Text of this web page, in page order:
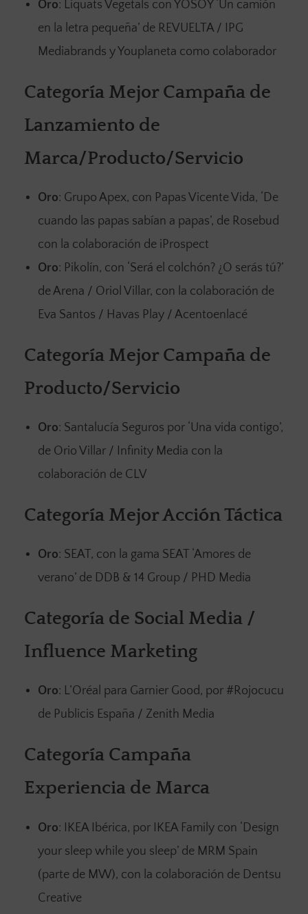
Oro: Liquats Vegetals con YOSOY ‘Un camión
en la letra pequeña’ de REVUELTA / IPG
Mediabrands y Youplaneta como colaborador
Categoría Mejor Campaña de
Lanzamiento de
Marca/Producto/Servicio
Oro: Grupo Apex, con Papas Vicente Vida, ‘De
cuando las papas sabían a papas’, de Rosebud
con la colaboración de iProspect
Oro: Pikolín, con ‘Será el colchón? ¿O serás tú?’
de Arena / Oriol Villar, con la colaboración de
Eva Santos / Havas Play / Acentoenlacé
Categoría Mejor Campaña de
Producto/Servicio
Oro: Santalucía Seguros por ‘Una vida contigo’,
de Orio Villar / Infinity Media con la
colaboración de CLV
Categoría Mejor Acción Táctica
Oro: SEAT, con la gama SEAT ‘Amores de
verano’ de DDB & 14 Group / PHD Media
Categoría de Social Media /
Influence Marketing
Oro: L’Oréal para Garnier Good, por #Rojocucu
de Publicis España / Zenith Media
Categoría Campaña
Experiencia de Marca
Oro: IKEA Ibérica, por IKEA Family con ‘Design
your sleep while you sleep’ de MRM Spain
(parte de MW), con la colaboración de Dentsu
Creative